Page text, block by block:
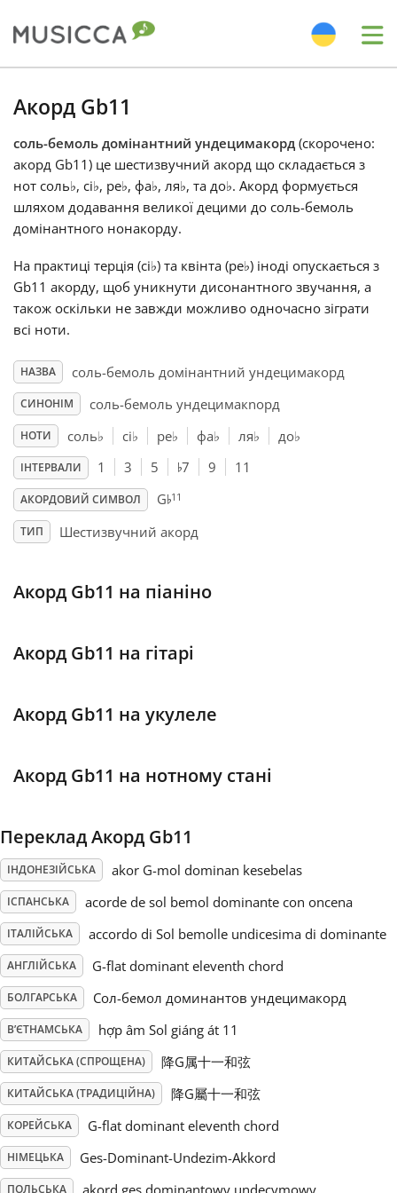
Български
Dansk
Deutsch
Español
Français
한국어
Italiano
日本語
Polski
Português
Русский
Tiếng Việt
Türkçe
Українська
简体中文
繁體中文
Акорд Gb11
соль-бемоль домінантний ундецимакорд (скорочено:
акорд Gb11) це шестизвучний акорд що складається з
нот соль♭, сі♭, ре♭, фа♭, ля♭, та до♭. Акорд формується
шляхом додавання великої децими до соль-бемоль
домінантного нонакорду.
На практиці терція (сі♭) та квінта (ре♭) іноді опускається з
Gb11 акорду, щоб уникнути дисонантного звучання, а
також оскільки не завжди можливо одночасно зіграти
всі ноти.
НАЗВА соль-бемоль домінантний ундецимакорд
СИНОНІМ соль-бемоль ундецимакnорд
НОТИ соль♭ сі♭ ре♭ фа♭ ля♭ до♭
ІНТЕРВАЛИ 1 3 5 ♭7 9 11
АКОРДОВИЙ СИМВОЛ G♭11
ТИП Шестизвучний акорд
Акорд Gb11 на піаніно
Акорд Gb11 на гітарі
Акорд Gb11 на укулеле
Акорд Gb11 на нотному стані
Переклад Акорд Gb11
ІНДОНЕЗІЙСЬКА akor G-mol dominan kesebelas
ІСПАНСЬКА acorde de sol bemol dominante con oncena
ІТАЛІЙСЬКА accordo di Sol bemolle undicesima di dominante
АНГЛІЙСЬКА G-flat dominant eleventh chord
БОЛГАРСЬКА Сол-бемол доминантов ундецимакорд
В’ЄТНАМСЬКА hợp âm Sol giáng át 11
КИТАЙСЬКА (СПРОЩЕНА) 降G属十一和弦
КИТАЙСЬКА (ТРАДИЦІЙНА) 降G屬十一和弦
КОРЕЙСЬКА G-flat dominant eleventh chord
НІМЕЦЬКА Ges-Dominant-Undezim-Akkord
ПОЛЬСЬКА